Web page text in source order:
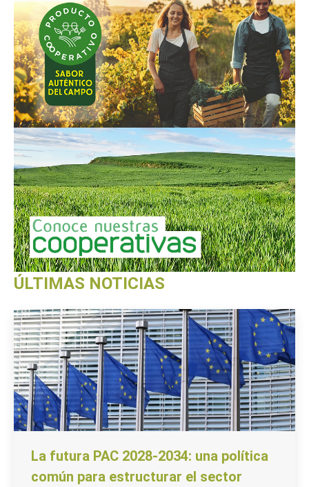
ÚLTIMAS NOTICIAS
La futura PAC 2028-2034: una política
común para estructurar el sector